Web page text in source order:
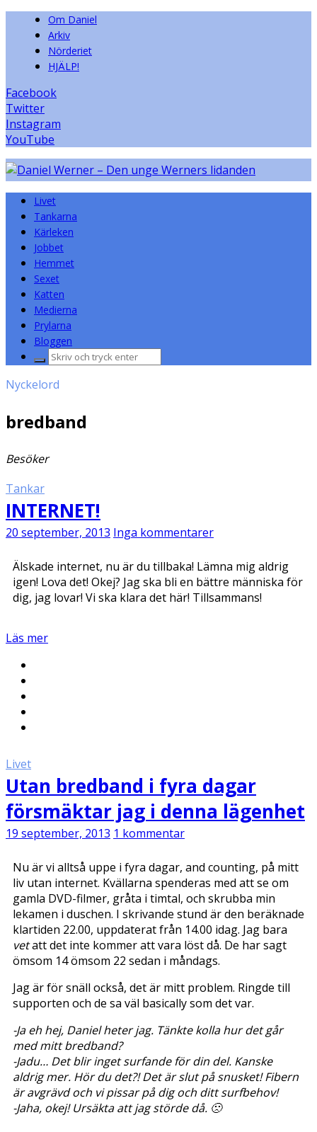
Om Daniel
Arkiv
Nörderiet
HJÄLP!
Facebook
Twitter
Instagram
YouTube
Livet
Tankarna
Kärleken
Jobbet
Hemmet
Sexet
Katten
Medierna
Prylarna
Bloggen
Sök
Nyckelord
bredband
Besöker
Tankar
INTERNET!
20 september, 2013 Inga kommentarer
Älskade internet, nu är du tillbaka! Lämna mig aldrig
igen! Lova det! Okej? Jag ska bli en bättre människa för
dig, jag lovar! Vi ska klara det här! Tillsammans!
Läs mer
Livet
Utan bredband i fyra dagar
försmäktar jag i denna lägenhet
19 september, 2013 1 kommentar
Nu är vi alltså uppe i fyra dagar, and counting, på mitt
liv utan internet. Kvällarna spenderas med att se om
gamla DVD-filmer, gråta i timtal, och skrubba min
lekamen i duschen. I skrivande stund är den beräknade
klartiden 22.00, uppdaterat från 14.00 idag. Jag bara
vetatt det inte kommer att vara löst då. De har sagt
ömsom 14 ömsom 22 sedan i måndags.
Jag är för snäll också, det är mitt problem. Ringde till
supporten och de sa väl basically som det var.
-Ja eh hej, Daniel heter jag. Tänkte kolla hur det går
med mitt bredband?
-Jadu… Det blir inget surfande för din del. Kanske
aldrig mer. Hör du det?! Det är slut på snusket! Fibern
är avgrävd och vi pissar på dig och ditt surfbehov!
-Jaha, okej! Ursäkta att jag störde då. 🙁